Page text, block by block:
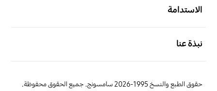
الاستدامة
نبذة عنا
حقوق الطبع والنسخ 1995-2026 سامسونج. جميع الحقوق محفوظة.